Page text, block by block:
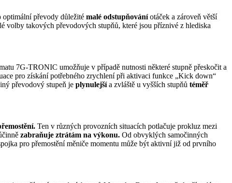
optimální převody důležité malé odstupňováníotáček a zároveň větší
volby takových převodových stupňů, které jsou příznivé z hlediska
7G-TRONIC umožňuje v případě nutnosti některé stupně přeskočit a
pro získání potřebného zrychlení při aktivaci funkce „Kick down“
převodový stupeň je plynulejšía zvláště u vyšších stupňů téměř
Ten v různých provozních situacích potlačuje prokluz mezi
zabraňuje ztrátám na výkonu. Od obvyklých samočinných
pro přemostění měniče momentu může být aktivní již od prvního